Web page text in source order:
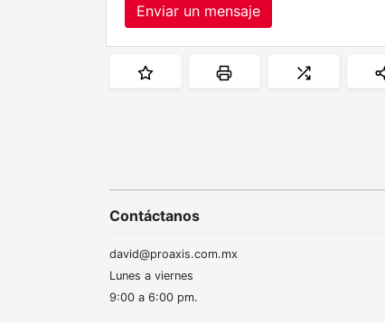
Enviar un mensaje
Contáctanos
david@proaxis.com.mx
Lunes a viernes
9:00 a 6:00 pm.